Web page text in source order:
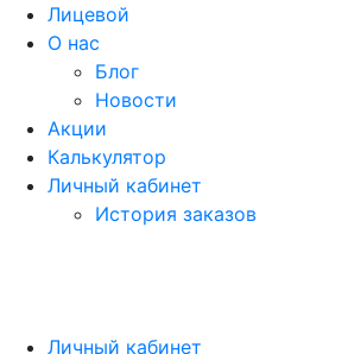
Лицевой
О нас
Блог
Новости
Акции
Калькулятор
Личный кабинет
История заказов
Личный кабинет